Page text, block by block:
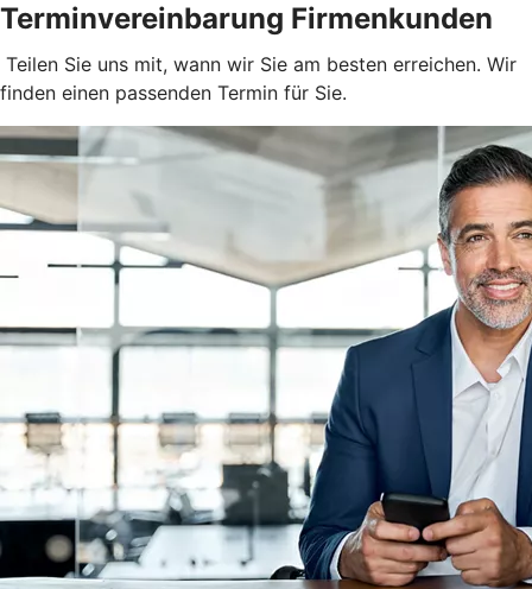
Terminvereinbarung Firmenkunden
Teilen Sie uns mit, wann wir Sie am besten erreichen. Wir
finden einen passenden Termin für Sie.